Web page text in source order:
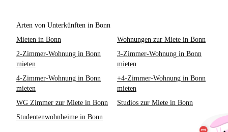
Arten von Unterkünften in Bonn
Mieten in Bonn
Wohnungen zur Miete in Bonn
2-Zimmer-Wohnung in Bonn
mieten
3-Zimmer-Wohnung in Bonn
mieten
4-Zimmer-Wohnung in Bonn
mieten
+4-Zimmer-Wohnung in Bonn
mieten
WG Zimmer zur Miete in Bonn
Studios zur Miete in Bonn
Studentenwohnheime in Bonn